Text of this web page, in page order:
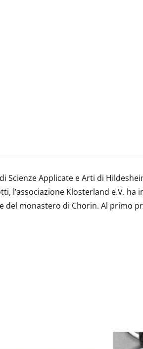
Scienze Applicate e Arti di
l’associazione Klosterland e.V. ha
del monastero di Chorin. Al primo